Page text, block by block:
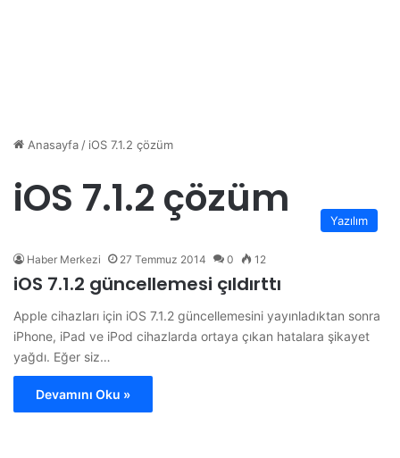
Anasayfa/ iOS 7.1.2 çözüm
iOS 7.1.2 çözüm Yazılım
Haber Merkezi 27 Temmuz 2014 0 12
iOS 7.1.2 güncellemesi çıldırttı
Apple cihazları için iOS 7.1.2 güncellemesini yayınladıktan sonra
iPhone, iPad ve iPod cihazlarda ortaya çıkan hatalara şikayet
yağdı. Eğer siz…
Devamını Oku »